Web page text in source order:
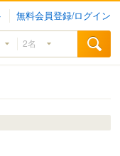
無料会員登録/ログイン